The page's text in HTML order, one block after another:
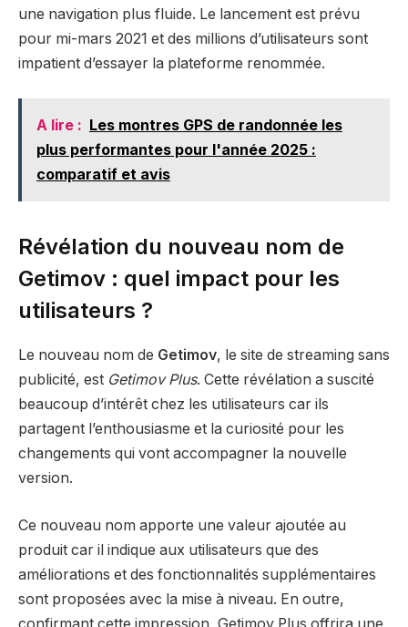
une navigation plus fluide. Le lancement est prévu
pour mi-mars 2021 et des millions d’utilisateurs sont
impatient d’essayer la plateforme renommée.
A lire : Les montres GPS de randonnée les
plus performantes pour l'année 2025 :
comparatif et avis
Révélation du nouveau nom de
Getimov : quel impact pour les
utilisateurs ?
Le nouveau nom de Getimov, le site de streaming sans
publicité, est Getimov Plus. Cette révélation a suscité
beaucoup d’intérêt chez les utilisateurs car ils
partagent l’enthousiasme et la curiosité pour les
changements qui vont accompagner la nouvelle
version.
Ce nouveau nom apporte une valeur ajoutée au
produit car il indique aux utilisateurs que des
améliorations et des fonctionnalités supplémentaires
sont proposées avec la mise à niveau. En outre,
confirmant cette impression, Getimov Plus offrira une